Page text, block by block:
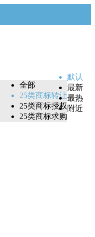
全部
25类商标转让
25类商标授权
25类商标求购
默认
最新
最热
附近